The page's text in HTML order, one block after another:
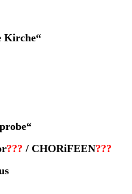
Kirche“
??? / CHORiFEEN???